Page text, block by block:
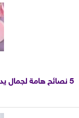
5 نصائح هامة لجمال يديك وأظافرك